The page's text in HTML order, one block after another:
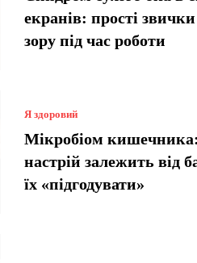
екранів: прості
зору під час роботи
Я здоровий
Мікробіом
настрій залежить від
їх «підгодувати»